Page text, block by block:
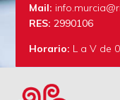
Mail:
RES: 2990106
Horario: L a V de